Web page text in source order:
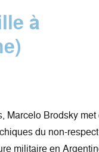
à
Marcelo Brodsky met
du non-
militaire en